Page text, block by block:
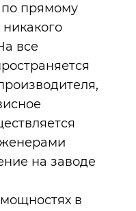
по прямому
никакого
все
на заводе
в